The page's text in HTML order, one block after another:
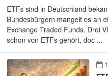
ETFs sind in Deutschland
Bundesbürgern mangelt es an
Exchange Traded Funds. Drei
schon von ETFs gehört, doc ...